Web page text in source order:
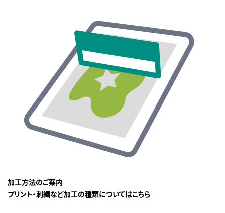
加工方法のご案内
プリント・刺繍など加工の種類についてはこちら